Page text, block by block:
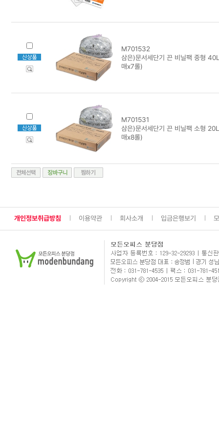
M701532
삼은)문서세단기 끈 비닐팩 중형
매x7롤)
M701531
삼은)문서세단기 끈 비닐팩 소형
매x8롤)
개인정보취급방침 이용약관 회사소개 입금은행보기